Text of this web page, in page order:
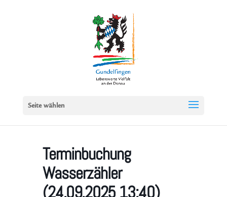
Seite wählen
Terminbuchung
Wasserzähler
(24.09.2025 13:40)